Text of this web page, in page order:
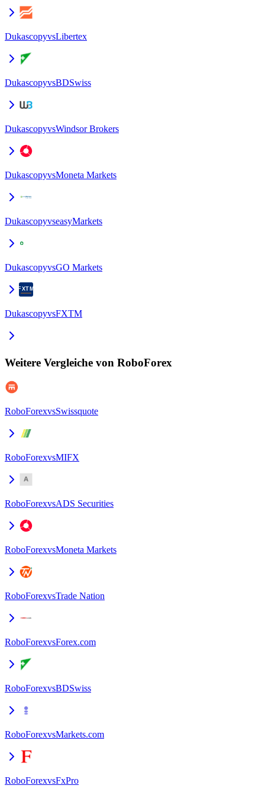
DukascopyvsLibertex
DukascopyvsBDSwiss
DukascopyvsWindsor Brokers
DukascopyvsMoneta Markets
DukascopyvseasyMarkets
DukascopyvsGO Markets
DukascopyvsFXTM
Weitere Vergleiche von RoboForex
RoboForexvsSwissquote
RoboForexvsMIFX
RoboForexvsADS Securities
RoboForexvsMoneta Markets
RoboForexvsTrade Nation
RoboForexvsForex.com
RoboForexvsBDSwiss
RoboForexvsMarkets.com
RoboForexvsFxPro